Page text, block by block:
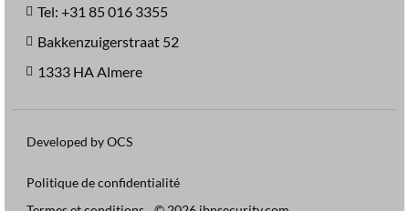
Tel: +31 85 016 3355
Bakkenzuigerstraat 52
1333 HA Almere
Developed by OCS
Politique de confidentialité